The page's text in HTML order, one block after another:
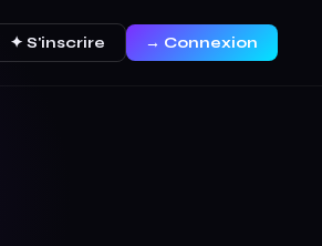
✦ S'inscrire → Connexion